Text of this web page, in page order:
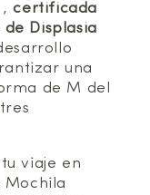
,certificada
Displasia
una
de M del
viaje en
Mochila